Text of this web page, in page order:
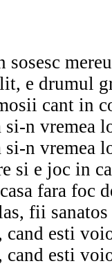
sosesc
e drumul
cant in
si-n vremea
si-n vremea
si e joc in
fara foc
fii
cand esti
cand esti